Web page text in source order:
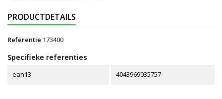
PRODUCTDETAILS
Referentie 173400
Specifieke referenties
ean13 4043969035757